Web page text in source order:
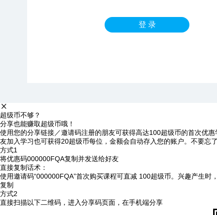
登 录
超级币不够？
分享也能赚取超级币哦！
使用您的分享链接／邀请码注册的朋友可获得高达100超级币的首次优
友加入学习也可获得20超级币每位，金额会自动存入您的账户。不要忘
方式1
将优惠码000000FQA复制并发送给好友
直接复制话术：
使用邀请码“000000FQA”首次购买课程可直减 100超级币。兴趣产生时
复制
方式2
直接扫描以下二维码，进入分享码页面，在手机端分享